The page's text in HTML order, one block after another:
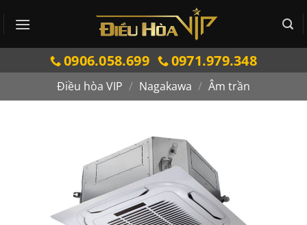
qua
0906.058.699 0971.979.348
Điều hòa VIP / Nagakawa / Âm trần